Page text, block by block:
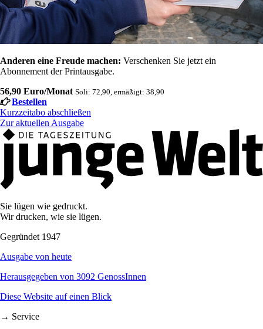
Anderen eine Freude machen: Verschenken Sie jetzt ein
Abonnement der Printausgabe.
56,90 Euro/Monat Soli: 72,90, ermäßigt: 38,90
Bestellen
Kurzzeitabo abschließen
Zur aktuellen Ausgabe
Sie lügen wie gedruckt.
Wir drucken, wie sie lügen.
Gegründet 1947
Ausgabe von heute
Herausgegeben von 3092 GenossInnen
Diese Website auf einen Blick
→ Service